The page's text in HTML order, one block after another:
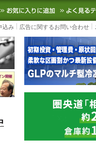
の最新の物流ニュース
お気に入
込み 広告に関するお問い合わせ